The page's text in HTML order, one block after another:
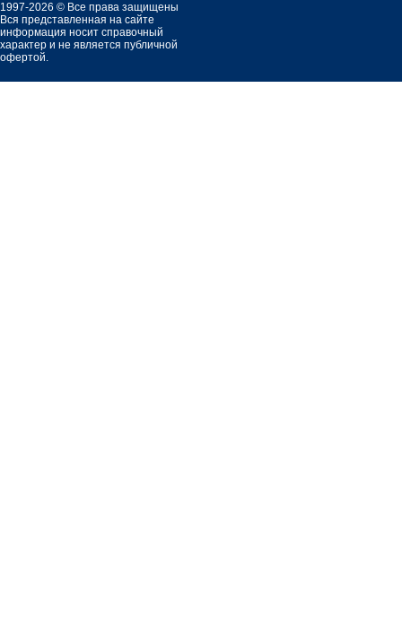
1997-2026 © Все права защищены
Вся представленная на сайте
информация носит справочный
характер и не является публичной
офертой.